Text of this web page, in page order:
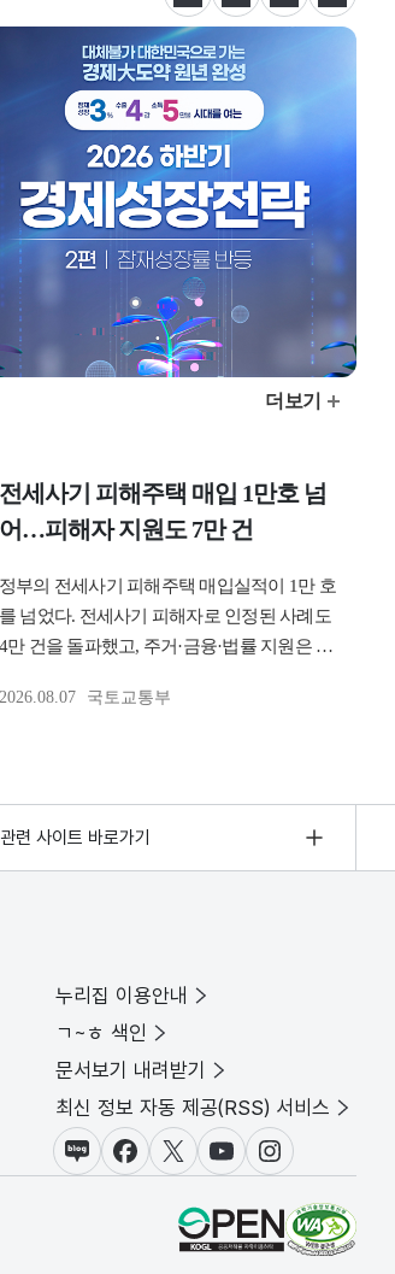
정지 이전 다음 카드뉴
관련 사이트 바로가기
누리집 이용안내
ㄱ~ㅎ 색인
문서보기 내려받기
최신 정보 자동 제공(RSS) 서비스
블로그페이스북X(트위터)
유튜브인스타그램